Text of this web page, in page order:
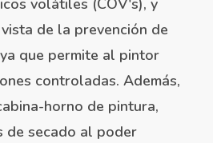
volátiles (COV's), y
de la prevención de
que permite al pintor
controladas. Además,
horno de pintura,
de secado al poder